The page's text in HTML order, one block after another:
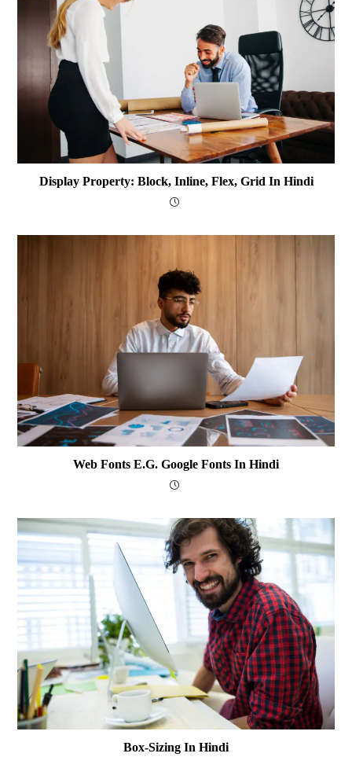
Display Property: Block, Inline, Flex, Grid In Hindi
Web Fonts E.g. Google Fonts In Hindi
Box-Sizing In Hindi